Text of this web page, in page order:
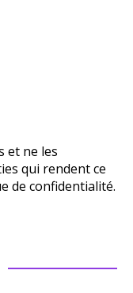
et ne les
qui rendent ce
de confidentialité.